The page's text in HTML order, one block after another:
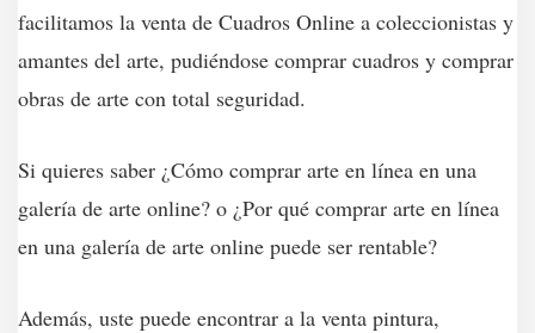
facilitamos la venta de Cuadros Online a coleccionistas y
amantes del arte, pudiéndose comprar cuadros y comprar
obras de arte con total seguridad.
Si quieres saber ¿Cómo comprar arte en línea en una
galería de arte online? o ¿Por qué comprar arte en línea
en una galería de arte online puede ser rentable?
Además, uste puede encontrar a la venta pintura,